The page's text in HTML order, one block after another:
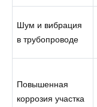
Шум и вибрация
в трубопроводе
Повышенная
коррозия участка